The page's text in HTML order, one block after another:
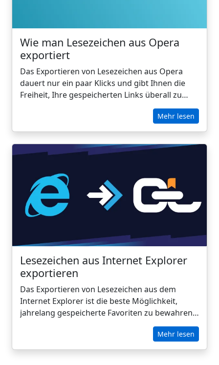
Wie man Lesezeichen aus Opera
exportiert
Das Exportieren von Lesezeichen aus Opera
dauert nur ein paar Klicks und gibt Ihnen die
Freiheit, Ihre gespeicherten Links überall zu
sichern, zu übertragen oder zu organisieren.
Ganz gleich, ob Sie auf ein neues Gerät
umziehen, einen anderen Browser
ausprobieren oder nach einer intelligenteren
Methode zur Verwaltung von Lesezeichen
sicher, dass sie immer mobil sind. In dieser
Anleitung zeigen wir Ihnen Schritt für Schritt,
wie Sie Ihre Opera-Lesezeichen exportieren -
und wie Sie diese einfache Datei in ein
CarryLinks verwandeln.
Mehr lesen
Lesezeichen aus Internet Explorer
exportieren
Das Exportieren von Lesezeichen aus dem
Internet Explorer ist die beste Möglichkeit,
jahrelang gespeicherte Favoriten zu bewahren,
bevor man auf einen modernen Browser
umsteigt. Auch wenn Microsoft den Internet
Explorer aus dem Verkehr gezogen hat, haben
Mehr lesen